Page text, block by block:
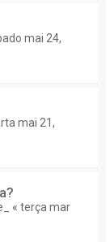
mai 24,
mai 21,
« terça mar